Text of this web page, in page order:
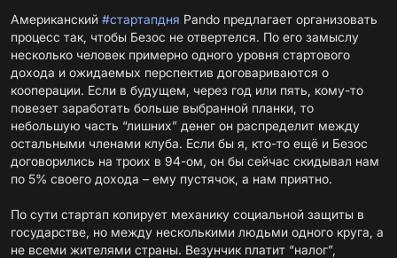
Американский #стартапдня Pando предлагает организовать
процесс так, чтобы Безос не отвертелся. По его замыслу
несколько человек примерно одного уровня стартового
дохода и ожидаемых перспектив договариваются о
кооперации. Если в будущем, через год или пять, кому-то
повезет заработать больше выбранной планки, то
небольшую часть “лишних” денег он распределит между
остальными членами клуба. Если бы я, кто-то ещё и Безос
договорились на троих в 94-ом, он бы сейчас скидывал нам
по 5% своего дохода – ему пустячок, а нам приятно.
По сути стартап копирует механику социальной защиты в
государстве, но между несколькими людьми одного круга, а
не всеми жителями страны. Везунчик платит “налог”,